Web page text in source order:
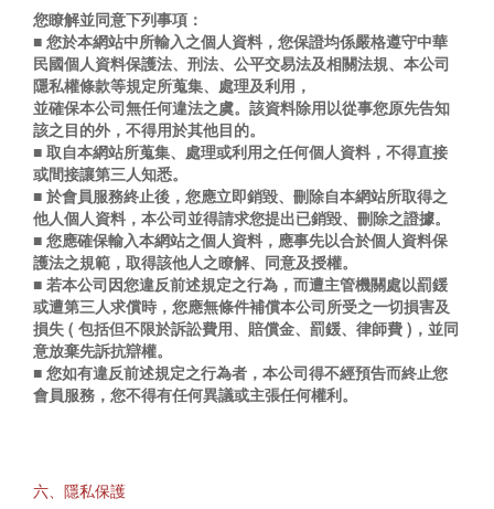
您瞭解並同意下列事項：
■ 您於本網站中所輸入之個人資料，您保證均係嚴格遵守中華
民國個人資料保護法、刑法、公平交易法及相關法規、本公司
隱私權條款等規定所蒐集、處理及利用，
並確保本公司無任何違法之虞。該資料除用以從事您原先告知
該之目的外，不得用於其他目的。
■ 取自本網站所蒐集、處理或利用之任何個人資料，不得直接
或間接讓第三人知悉。
■ 於會員服務終止後，您應立即銷毀、刪除自本網站所取得之
他人個人資料，本公司並得請求您提出已銷毀、刪除之證據。
■ 您應確保輸入本網站之個人資料，應事先以合於個人資料保
護法之規範，取得該他人之瞭解、同意及授權。
■ 若本公司因您違反前述規定之行為，而遭主管機關處以罰鍰
或遭第三人求償時，您應無條件補償本公司所受之一切損害及
損失 ( 包括但不限於訴訟費用、賠償金、罰鍰、律師費 )，並同
意放棄先訴抗辯權。
■ 您如有違反前述規定之行為者，本公司得不經預告而終止您
會員服務，您不得有任何異議或主張任何權利。
六、隱私保護